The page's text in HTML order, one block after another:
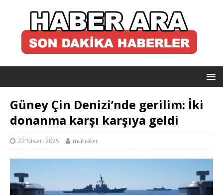
Güney Çin Denizi’nde gerilim: İki
donanma karşı karşıya geldi
22 Nisan 2025 muhabir